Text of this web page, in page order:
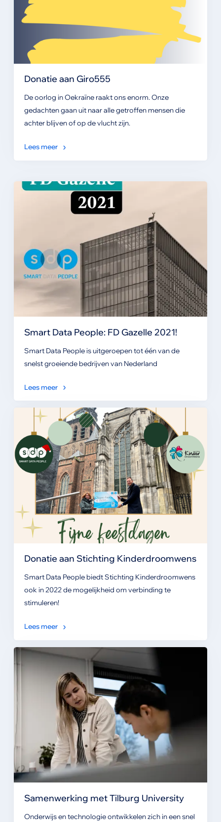
Donatie aan Giro555
De oorlog in Oekraïne raakt ons enorm. Onze
gedachten gaan uit naar alle getroffen mensen die
achter blijven of op de vlucht zijn.
Lees meer
Smart Data People: FD Gazelle 2021!
Smart Data People is uitgeroepen tot één van de
snelst groeiende bedrijven van Nederland
Lees meer
Donatie aan Stichting Kinderdroomwens
Smart Data People biedt Stichting Kinderdroomwens
ook in 2022 de mogelijkheid om verbinding te
stimuleren!
Lees meer
Samenwerking met Tilburg University
Onderwijs en technologie ontwikkelen zich in een snel